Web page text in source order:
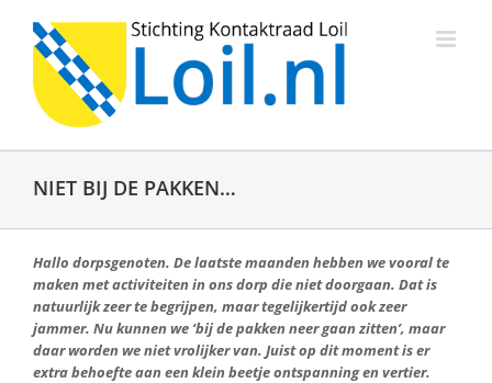
inhoud
NIET BIJ DE PAKKEN…
Hallo dorpsgenoten. De laatste maanden hebben we vooral te
maken met activiteiten in ons dorp die niet doorgaan. Dat is
natuurlijk zeer te begrijpen, maar tegelijkertijd ook zeer
jammer. Nu kunnen we ‘bij de pakken neer gaan zitten’, maar
daar worden we niet vrolijker van. Juist op dit moment is er
extra behoefte aan een klein beetje ontspanning en vertier.